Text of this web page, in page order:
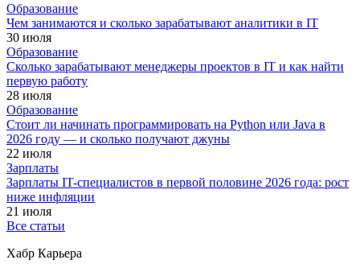
Образование
Чем занимаются и сколько зарабатывают аналитики в IT
30 июля
Образование
Сколько зарабатывают менеджеры проектов в IT и как найти
первую работу
28 июля
Образование
Стоит ли начинать программировать на Python или Java в
2026 году — и сколько получают джуны
22 июля
Зарплаты
Зарплаты IT-специалистов в первой половине 2026 года: рост
ниже инфляции
21 июля
Все статьи
Хабр Карьера